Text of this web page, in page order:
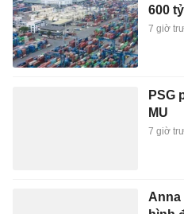
600
7 giờ
PSG
MU
7 giờ
Anna